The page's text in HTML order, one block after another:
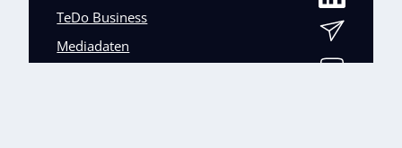
TeDo Business
Mediadaten